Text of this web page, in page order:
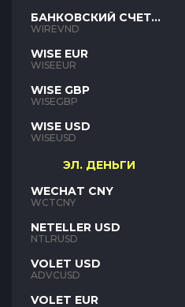
БАНКОВСКИЙ СЧЕТ
VND
WIREVND
WISE EUR
WISEEUR
WISE GBP
WISEGBP
WISE USD
WISEUSD
ЭЛ. ДЕНЬГИ
WECHAT CNY
WCTCNY
NETELLER USD
NTLRUSD
VOLET USD
ADVCUSD
VOLET EUR